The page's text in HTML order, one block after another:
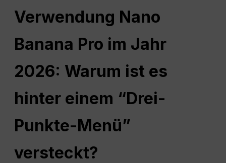
Verwendung Nano
Banana Pro im Jahr
2026: Warum ist es
hinter einem “Drei-
Punkte-Menü”
versteckt?